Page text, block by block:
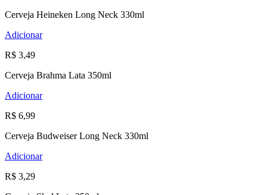
Cerveja Heineken Long Neck 330ml
Adicionar
R$ 3,49
Cerveja Brahma Lata 350ml
Adicionar
R$ 6,99
Cerveja Budweiser Long Neck 330ml
Adicionar
R$ 3,29